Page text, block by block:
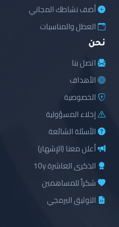
أضف نشاطك المجاني
العطل والمناسبات
نحن
اتصل بنا
الأهداف
الخصوصية
إخلاء المسؤولية
الأسئلة الشائعة
أعلن معنا (الإشهار)
الذكرى العاشرة 10y
شكراً للمساهمين
التوثيق البرمجي